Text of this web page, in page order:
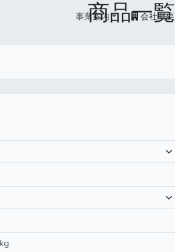
事業案内 会社概要
商品一覧